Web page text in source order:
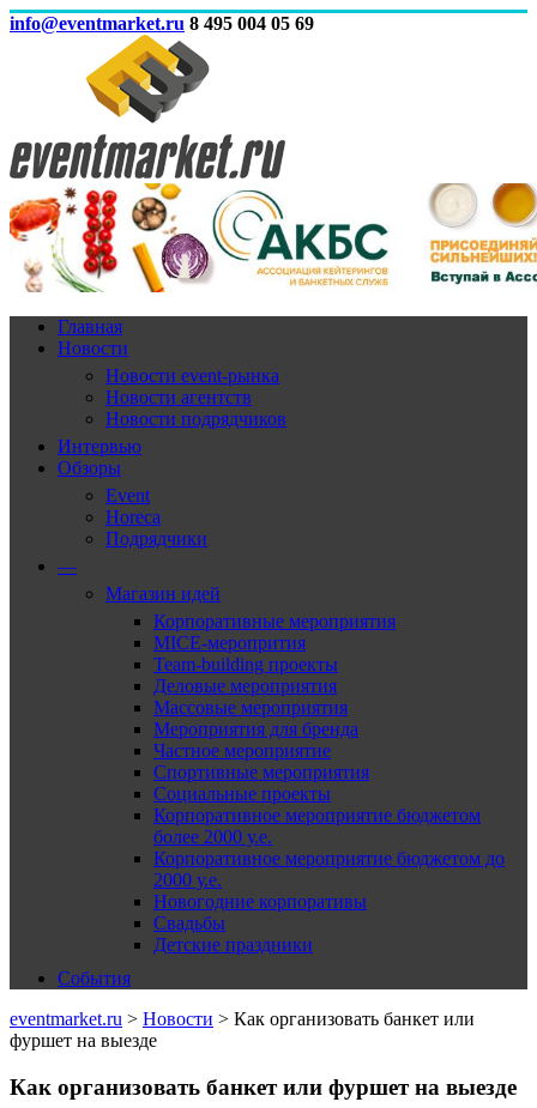
info@eventmarket.ru 8 495 004 05 69
Главная
Новости
Новости event-рынка
Новости агентств
Новости подрядчиков
Интервью
Обзоры
Event
Horeca
Подрядчики
—
Магазин идей
Корпоративные мероприятия
MICE-меропрития
Team-building проекты
Деловые мероприятия
Массовые мероприятия
Мероприятия для бренда
Частное мероприятие
Спортивные мероприятия
Социальные проекты
Корпоративное мероприятие бюджетом
более 2000 у.е.
Корпоративное мероприятие бюджетом до
2000 у.е.
Новогодние корпоративы
Свадьбы
Детские праздники
События
eventmarket.ru > Новости > Как организовать банкет или
фуршет на выезде
Как организовать банкет или фуршет на выезде